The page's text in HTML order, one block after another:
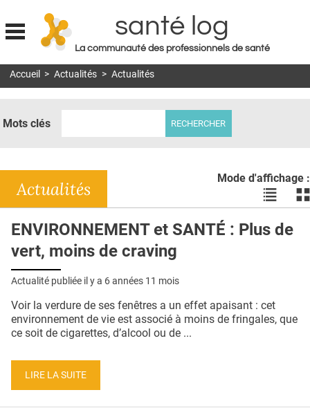
Jump to navigation
santé log
La communauté des professionnels de santé
MON COMPTE
DOSSIERS
RÉSEAUX
E-REVUE SAD
QUI SOMMES-NOUS ?
CONDITIONS GÉNÉRALES
Accueil > Actualités > Actualités
Mots clés
Mode d'affichage :
Voir
les
en
les
Actualités
ENVIRONNEMENT et SANTÉ : Plus de
vert, moins de craving
Actualité publiée il y a 6 années 11 mois
Voir la verdure de ses fenêtres a un effet apaisant : cet
environnement de vie est associé à moins de fringales, que
ce soit de cigarettes, d’alcool ou de ...
LIRE LA SUITE